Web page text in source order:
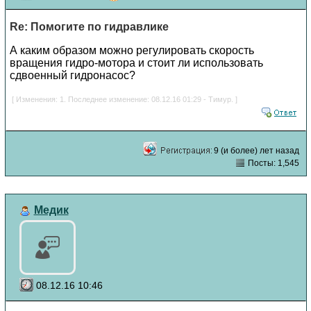
Re: Помогите по гидравлике
А каким образом можно регулировать скорость
вращения гидро-мотора и стоит ли использовать
сдвоенный гидронасос?
[ Изменения: 1. Последнее изменение: 08.12.16 01:29 - Тимур. ]
9 (и более) лет назад
Посты: 1,545
Медик
08.12.16 10:46